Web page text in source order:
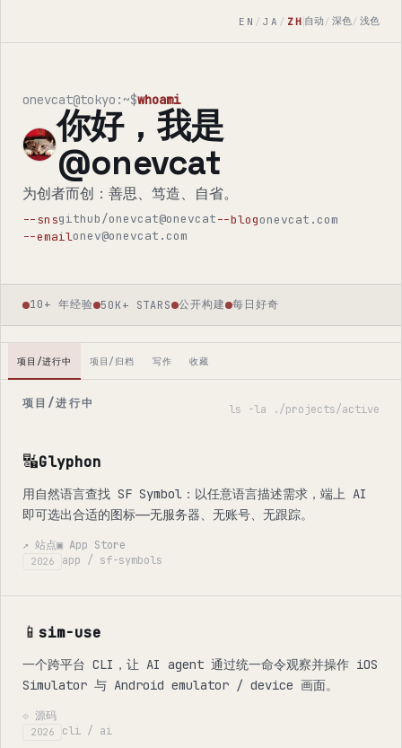
EN /JA / ZH 自动 /深色/ 浅色
onevcat@tokyo:~$whoami
你好，我是
@onevcat
为创者而创：善思、笃造、自省。
--snsgithub/onevcat@onevcat--blogonevcat.com
--emailonev@onevcat.com
10+ 年经验 50K+ STARS 公开构建 每日好奇
项目/进行中 项目/归档 写作 收藏
项目/进行中 ls -la ./projects/active
🔣Glyphon
用自然语言查找 SF Symbol：以任意语言描述需求，端上 AI
即可选出合适的图标——无服务器、无账号、无跟踪。
↗ 站点▣ App Store
2026 app / sf-symbols
📱 sim-use
一个跨平台 CLI，让 AI agent 通过统一命令观察并操作 iOS
Simulator 与 Android emulator / device 画面。
⟐ 源码
2026 cli / ai